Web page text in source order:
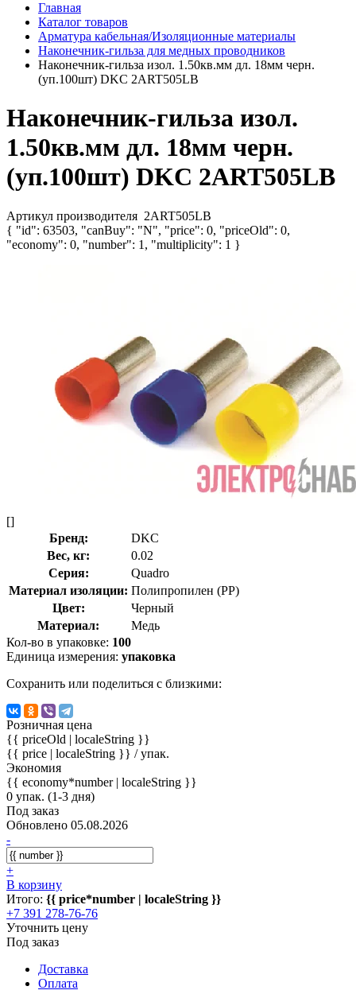
Главная
Каталог товаров
Арматура кабельная/Изоляционные материалы
Наконечник-гильза для медных проводников
Наконечник-гильза изол. 1.50кв.мм дл. 18мм черн.
(уп.100шт) DKC 2ART505LB
Наконечник-гильза изол.
1.50кв.мм дл. 18мм черн.
(уп.100шт) DKC 2ART505LB
Артикул производителя 2ART505LB
{ "id": 63503, "canBuy": "N", "price": 0, "priceOld": 0,
"economy": 0, "number": 1, "multiplicity": 1 }
[]
Бренд:
DKC
Вес, кг:
0.02
Серия:
Quadro
Материал изоляции: Полипропилен (PP)
Цвет:
Черный
Материал:
Медь
Кол-во в упаковке: 100
Единица измерения: упаковка
Сохранить или поделиться с близкими:
Розничная цена
{{ priceOld | localeString }}
{{ price | localeString }} / упак.
Экономия
{{ economy*number | localeString }}
0 упак. (1-3 дня)
Под заказ
Обновлено 05.08.2026
-
+
В корзину
Итого: {{ price*number | localeString }}
+7 391 278-76-76
Уточнить цену
Под заказ
Доставка
Оплата